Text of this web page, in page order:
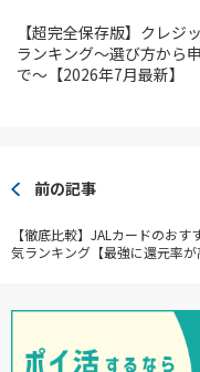
【超完全保存版】クレジ
ランキング～選び方から
で～【2026年7月最新】
前の記事
【徹底比較】JALカードのおす
気ランキング【最強に還元率が